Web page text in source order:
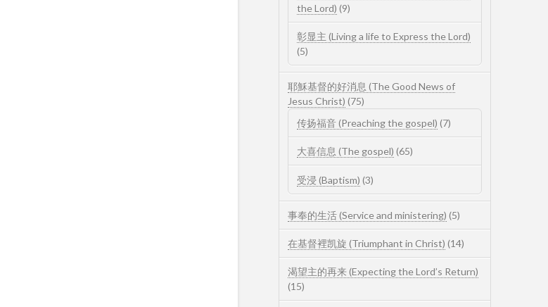
the Lord) (9)
彰显主 (Living a life to Express the Lord)
(5)
耶穌基督的好消息 (The Good News of
Jesus Christ) (75)
传扬福音 (Preaching the gospel) (7)
大喜信息 (The gospel) (65)
受浸 (Baptism) (3)
事奉的生活 (Service and ministering) (5)
在基督裡凯旋 (Triumphant in Christ) (14)
渴望主的再来 (Expecting the Lord’s Return)
(15)